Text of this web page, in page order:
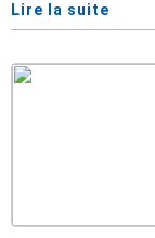
Lire la suite